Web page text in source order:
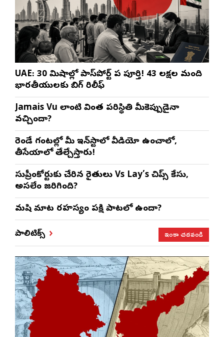
UAE: 30 నిమిషాల్లో పాస్‌పోర్ట్ పని పూర్తి! 43 లక్షల మంది
భారతీయులకు బిగ్ రిలీఫ్
Jamais Vu లాంటి వింత పరిస్థితి మీకెప్పుడైనా
వచ్చిందా?
రెండే గంటల్లో మీ ఇన్‌స్టాలో వీడియో ఉంచాలో,
తీసేయాలో తేల్చేస్తారు!
సుప్రీంకోర్టుకు చేరిన రైతులు Vs Lay’s చిప్స్‌ కేసు,
అసలేం జరిగింది?
మనిషి మాట రహస్యం పక్షి పాటలో ఉందా?
పాలిటిక్స్ ఇంకా చదవండి